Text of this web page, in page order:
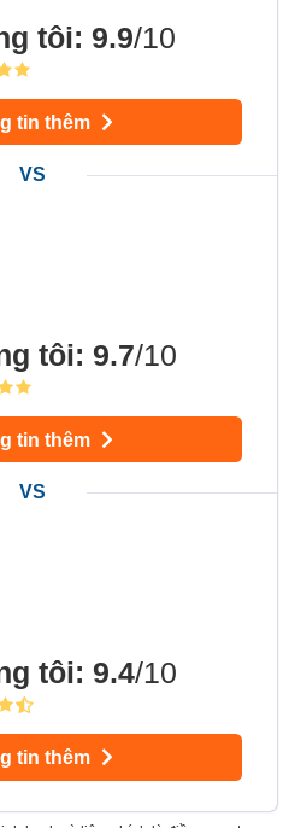
tôi: 9.9/10
tin thêm
tôi: 9.7/10
tin thêm
tôi: 9.4/10
tin thêm